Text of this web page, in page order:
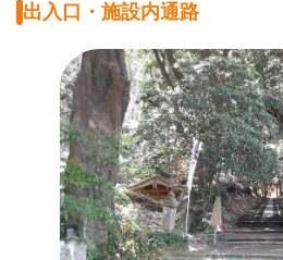
出入口・施設内通路